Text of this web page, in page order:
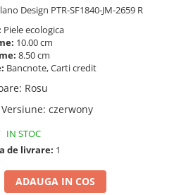
Design PTR-SF1840-JM-2659 R
Piele ecologica
10.00 cm
8.50 cm
Bancnote, Carti credit
: Rosu
Versiune: czerwony
IN STOC
de livrare: 1
ADAUGA IN COS